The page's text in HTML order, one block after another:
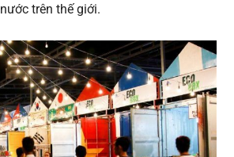
trên thế giới.